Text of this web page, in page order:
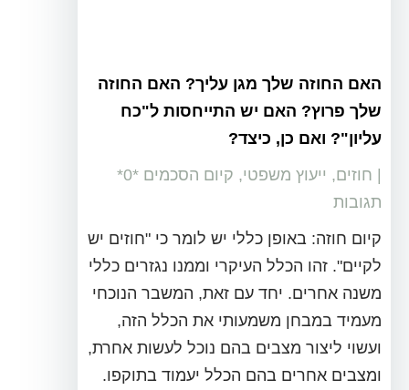
האם החוזה שלך מגן עליך? האם החוזה
שלך פרוץ? האם יש התייחסות ל"כח
עליון"? ואם כן, כיצד?
חוזים, ייעוץ משפטי, קיום הסכמים
‏*0*
תגובות
קיום חוזה: באופן כללי יש לומר כי "חוזים יש
לקיים". זהו הכלל העיקרי וממנו נגזרים כללי
משנה אחרים. יחד עם זאת, המשבר הנוכחי
מעמיד במבחן משמעותי את הכלל הזה,
ועשוי ליצור מצבים בהם נוכל לעשות אחרת,
ומצבים אחרים בהם הכלל יעמוד בתוקפו.